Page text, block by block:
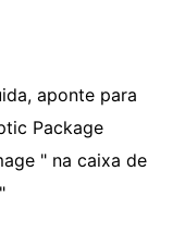
aponte para
Package
" na caixa de